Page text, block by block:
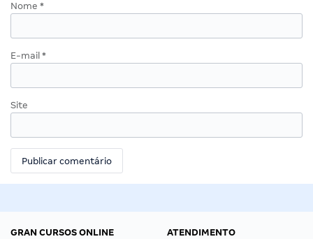
Nome *
E-mail *
Site
GRAN CURSOS ONLINE
ATENDIMENTO